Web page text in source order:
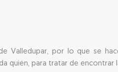
Valledupar, por lo que se
quién, para tratar de encontrar